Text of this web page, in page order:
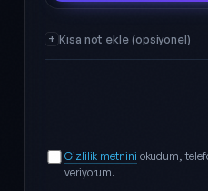
Kısa not ekle (opsiyonel)
Gizlilik metnini okudum,
veriyorum.